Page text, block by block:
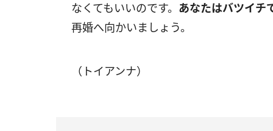
なくてもいいのです。 あなたはバツイチ
再婚へ向かいましょう。
（トイアンナ）